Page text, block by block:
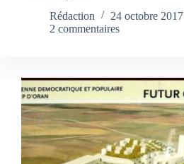
Rédaction
24 octobre 2017
2 commentaires